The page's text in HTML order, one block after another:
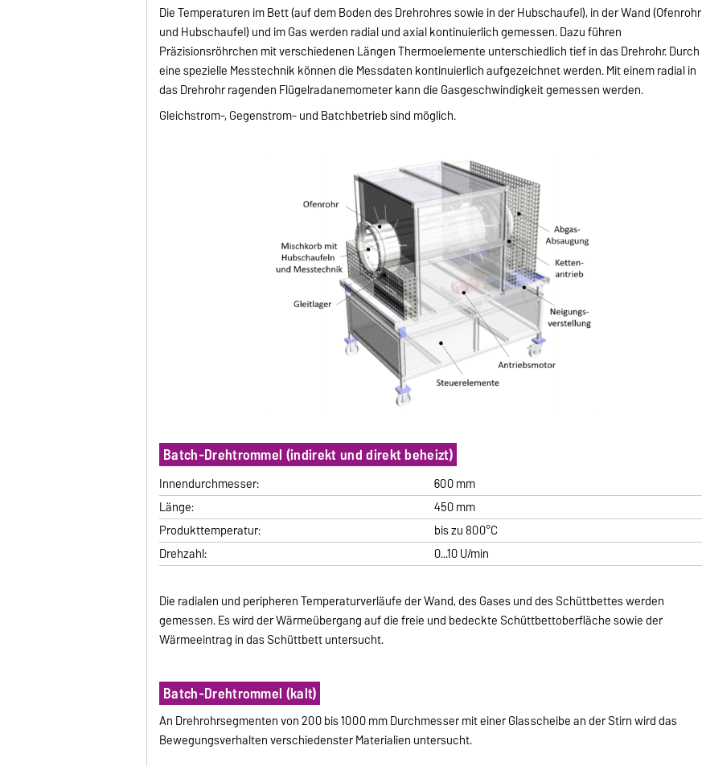
Die Temperaturen im Bett (auf dem Boden des Drehrohres sowie in der Hubschaufel), in der Wand (Ofenrohr
und Hubschaufel) und im Gas werden radial und axial kontinuierlich gemessen. Dazu führen
Präzisionsröhrchen mit verschiedenen Längen Thermoelemente unterschiedlich tief in das Drehrohr. Durch
eine spezielle Messtechnik können die Messdaten kontinuierlich aufgezeichnet werden. Mit einem radial in
das Drehrohr ragenden Flügelradanemometer kann die Gasgeschwindigkeit gemessen werden.
Gleichstrom-, Gegenstrom- und Batchbetrieb sind möglich.
Batch-Drehtrommel (indirekt und direkt beheizt)
Innendurchmesser:
600 mm
Länge:
450 mm
Produkttemperatur:
bis zu 800°C
Drehzahl:
0...10 U/min
Die radialen und peripheren Temperaturverläufe der Wand, des Gases und des Schüttbettes werden
gemessen. Es wird der Wärmeübergang auf die freie und bedeckte Schüttbettoberfläche sowie der
Wärmeeintrag in das Schüttbett untersucht.
Batch-Drehtrommel (kalt)
An Drehrohrsegmenten von 200 bis 1000 mm Durchmesser mit einer Glasscheibe an der Stirn wird das
Bewegungsverhalten verschiedenster Materialien untersucht.